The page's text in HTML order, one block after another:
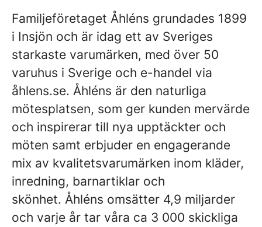
Familjeföretaget Åhléns grundades 1899
i Insjön och är idag ett av Sveriges
starkaste varumärken, med över 50
varuhus i Sverige och e-handel via
åhlens.se. Åhléns är den naturliga
mötesplatsen, som ger kunden mervärde
och inspirerar till nya upptäckter och
möten samt erbjuder en engagerande
mix av kvalitetsvarumärken inom kläder,
inredning, barnartiklar och
skönhet. Åhléns omsätter 4,9 miljarder
och varje år tar våra ca 3 000 skickliga